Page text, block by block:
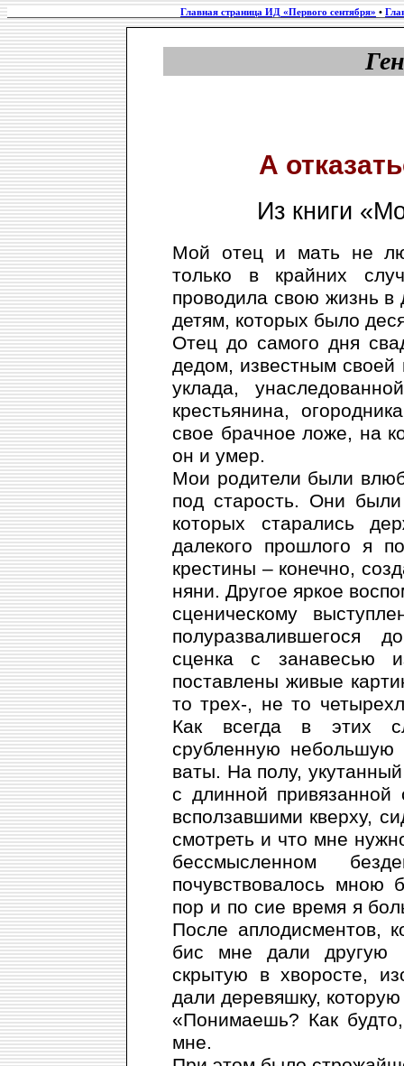
Главная страница ИД «Первого сентября» •
А
Из книги
Мой отец и мать не
только в крайних
проводила свою жизнь в
детям, которых было
Отец до самого дня
дедом, известным своей
уклада,
крестьянина,
свое брачное ложе, на
он и умер.
Мои родители были
под старость. Они
которых старались
далекого прошлого я
крестины – конечно,
няни. Другое яркое
сценическому
полуразвалившегося
сценка с занавесью
поставлены живые
то трех-, не то
Как всегда в этих
срубленную небольшую
ваты. На полу,
с длинной
всползавшими кверху,
смотреть и что мне
бессмысленном
почувствовалось мною
пор и по сие время я
После аплодисментов,
бис мне дали другую
скрытую в хворосте,
дали деревяшку, которую
«Понимаешь? Как
мне.